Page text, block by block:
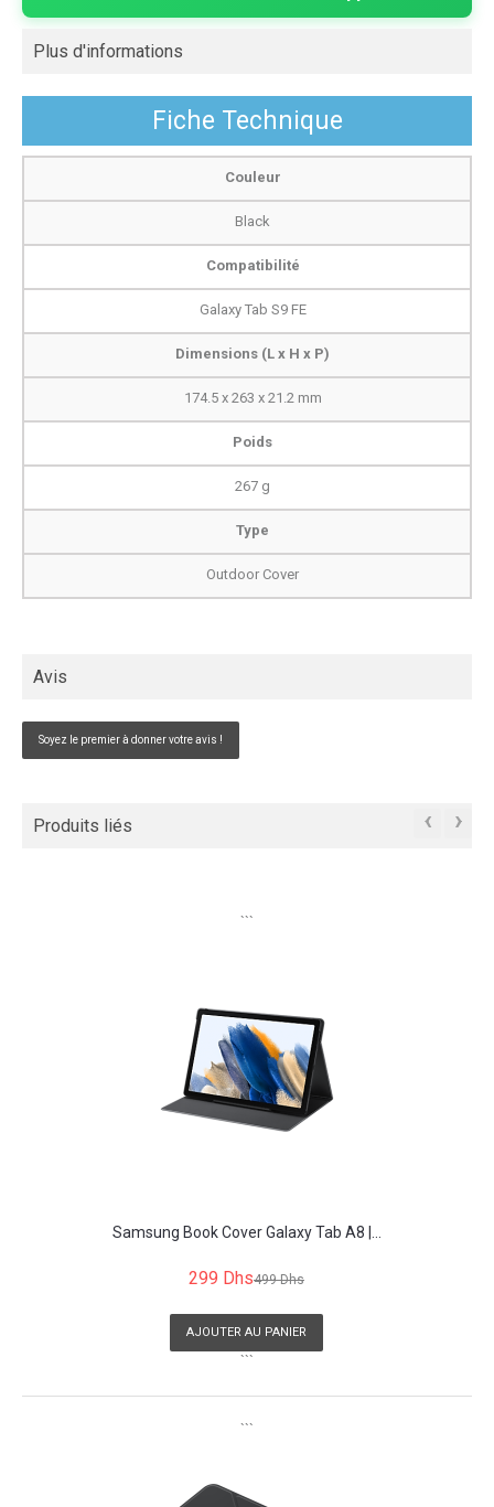
Plus d'informations
Fiche Technique
Couleur
Black
Compatibilité
Galaxy Tab S9 FE
Dimensions (L x H x P)
174.5 x 263 x 21.2 mm
Poids
267 g
Type
Outdoor Cover
Avis
Soyez le premier à donner votre avis !
Produits liés ‹ ›
```
Samsung Book Cover Galaxy Tab A8 |...
299 Dhs499 Dhs
AJOUTER AU PANIER
```
```